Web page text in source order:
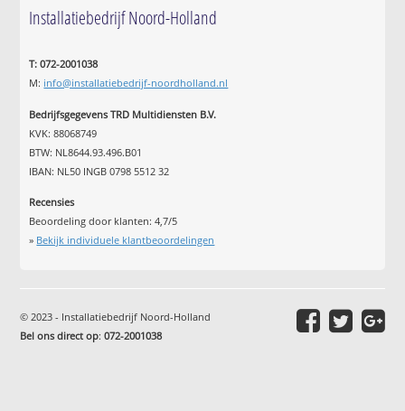
Installatiebedrijf Noord-Holland
T: 072-2001038
M: info@installatiebedrijf-noordholland.nl
Bedrijfsgegevens TRD Multidiensten B.V.
KVK: 88068749
BTW: NL8644.93.496.B01
IBAN: NL50 INGB 0798 5512 32
Recensies
Beoordeling door klanten:4,7/5
» Bekijk individuele klantbeoordelingen
© 2023 - Installatiebedrijf Noord-Holland
Bel ons direct op:072-2001038